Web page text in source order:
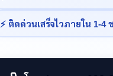
⚡ ติดด่วนเสร็จไวภายใน 1-4